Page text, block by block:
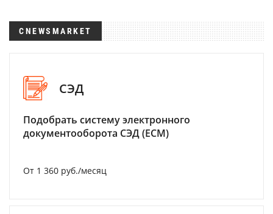
CNEWSMARKET
СЭД
Подобрать систему электронного
документооборота СЭД (ECM)
От 1 360 руб./месяц